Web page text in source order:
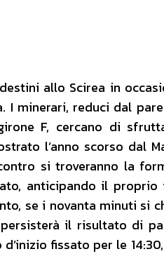
allo Scirea in
I minerari, reduci dal
F, cercano di
l’anno scorso dal
si troveranno la
anticipando il
se i novanta minuti si
il risultato di
fissato per le